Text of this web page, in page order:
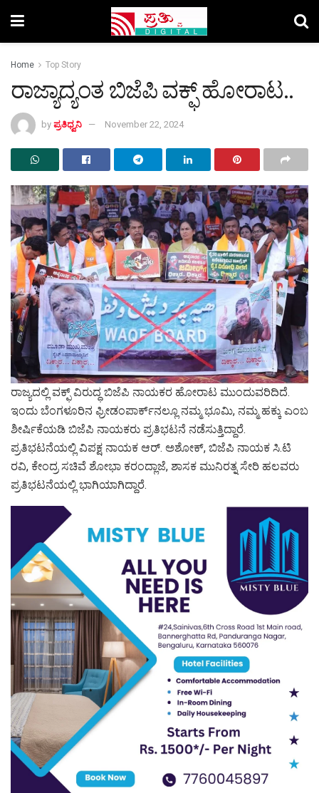
Home Top Story
ರಾಜ್ಯಾದ್ಯಂತ ಬಿಜೆಪಿ ವಕ್ಫ್‌ ಹೋರಾಟ..
by ಪ್ರತಿಧ್ವನಿ November 22, 2024
ರಾಜ್ಯದಲ್ಲಿ ವಕ್ಫ್‌ ವಿರುದ್ಧ ಬಿಜೆಪಿ ನಾಯಕರ ಹೋರಾಟ ಮುಂದುವರಿದಿದೆ.
ಇಂದು ಬೆಂಗಳೂರಿನ ಫ್ರೀಡಂಪಾರ್ಕ್‌ನಲ್ಲೂ ನಮ್ಮ ಭೂಮಿ, ನಮ್ಮ ಹಕ್ಕು ಎಂಬ
ಶೀರ್ಷಿಕೆಯಡಿ ಬಿಜೆಪಿ ನಾಯಕರು ಪ್ರತಿಭಟನೆ ನಡೆಸುತ್ತಿದ್ದಾರೆ.
ಪ್ರತಿಭಟನೆಯಲ್ಲಿ ವಿಪಕ್ಷ ನಾಯಕ ಆರ್. ಅಶೋಕ್, ಬಿಜೆಪಿ ನಾಯಕ ಸಿ.ಟಿ
ರವಿ, ಕೇಂದ್ರ ಸಚಿವೆ ಶೋಭಾ ಕರಂದ್ಲಾಜೆ, ಶಾಸಕ ಮುನಿರತ್ನ ಸೇರಿ ಹಲವರು
ಪ್ರತಿಭಟನೆಯಲ್ಲಿ ಭಾಗಿಯಾಗಿದ್ದಾರೆ.